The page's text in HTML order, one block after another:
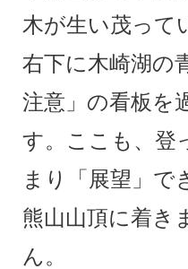
木が生い茂って
右下に木崎湖の
注意」の看板を
す。ここも、登
まり「展望」で
熊山山頂に着き
ん。